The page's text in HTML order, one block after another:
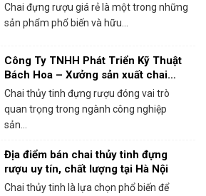
Chai đựng rượu giá rẻ là một trong những
sản phẩm phổ biến và hữu...
Công Ty TNHH Phát Triển Kỹ Thuật
Bách Hoa – Xưởng sản xuất chai
thủy tinh đựng rượu chất lượng
Chai thủy tinh đựng rượu đóng vai trò
quan trọng trong ngành công nghiệp
sản...
Địa điểm bán chai thủy tinh đựng
rượu uy tín, chất lượng tại Hà Nội
Chai thủy tinh là lựa chọn phổ biến để